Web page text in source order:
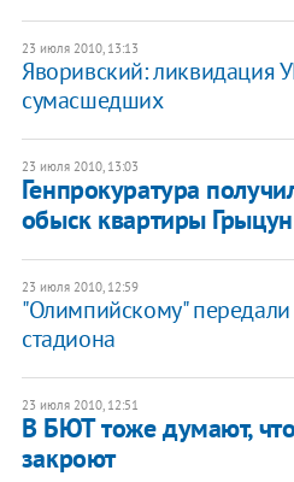
23 июля 2010, 13:13
Яворивский: ликвидация
сумасшедших
23 июля 2010, 13:03
Генпрокуратура
обыск квартиры Грыцун
23 июля 2010, 12:59
"Олимпийскому" передали
стадиона
23 июля 2010, 12:51
В БЮТ тоже думают,
закроют